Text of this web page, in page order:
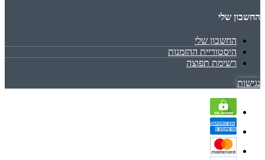
החשבון שלי
החשבון שלי
היסטוריית ההזמנות
רשימת תפוצה
נגישות